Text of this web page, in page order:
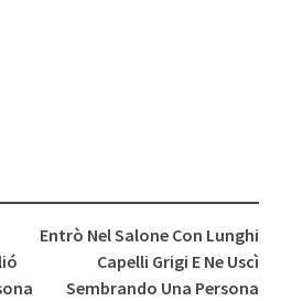
Entrò Nel Salone Con Lunghi
Capelli Grigi E Ne Uscì
Sembrando Una Persona